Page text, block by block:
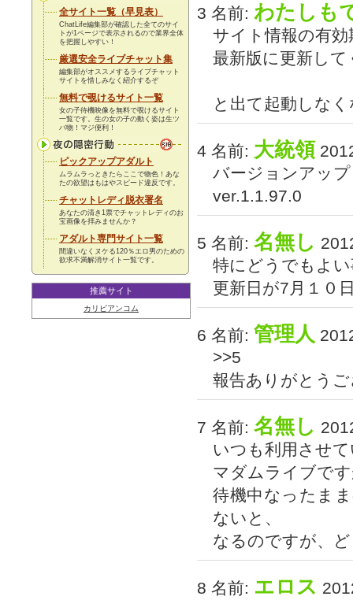
全サイト一覧（早見表）
ChatLife編集部が確認した全てのサイ
トが1ページで表示されるので業界全体
を把握しやすい！
厳選安全ライブチャット集
編集部がオススメするライブチャット
サイトを惜しみなく紹介するぞ
無料で覗けるサイト一覧
女の子待機映像を無料で覗けるサイト
一覧です。生の女の子の動く姿は生ツ
バ物！ マジ便利！
ピックアップアダルト
ムラムラっときたらここで物色！あな
たの欲望はもはやスピード違反です。
チャットレディ脱衣署名
あなたの清き1票でチャットレディのお
宝画像を拝みませんか？
アダルト専門サイト一覧
間違いなくヌケる120％エロ男のための
欲求不満解消サイト一覧です。
推薦サイト
カリビアンコム
3 名前: わたしも
サイト情報の有
最新版に更新し
と出て起動しな
4 名前: 大統領
バージョンアッ
ver.1.1.97.0
5 名前: 名無し
特にどうでもよ
更新日が7月１０
6 名前: 管理人
>>5
報告ありがとう
7 名前: 名無し
いつも利用させ
マダムライブで
待機中なったま
ないと、
なるのですが、
8 名前: エロス